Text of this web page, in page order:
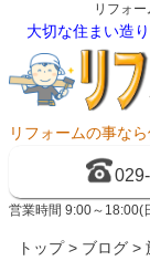
リフォ
大切な住まい造
リフォームの事な
営業時間 9:00～18:00(
トップ> ブログ >